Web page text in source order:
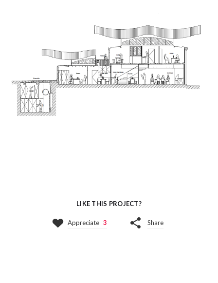
LIKE THIS PROJECT?
Appreciate 3 Share